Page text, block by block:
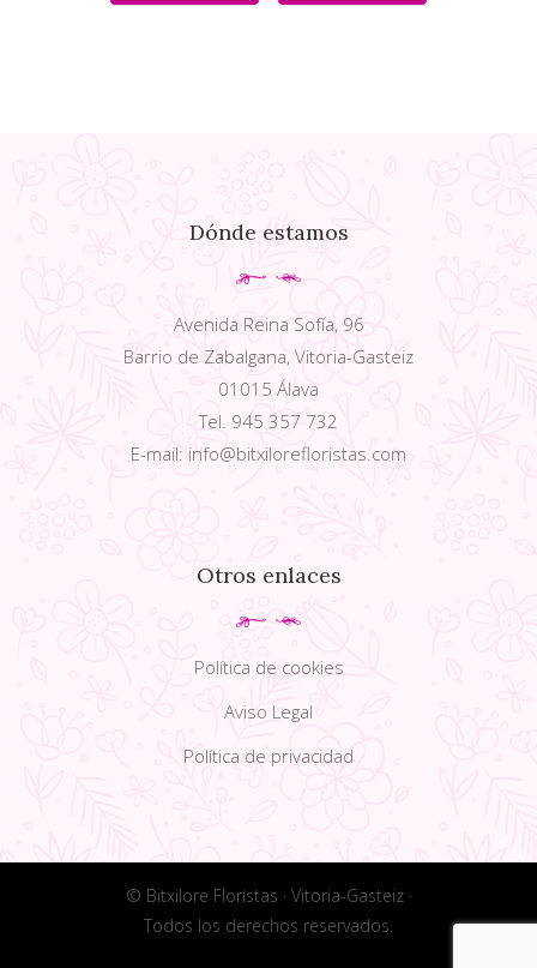
Dónde estamos
Avenida Reina Sofía, 96
Barrio de Zabalgana, Vitoria-Gasteiz
01015 Álava
Tel. 945 357 732
E-mail: info@bitxilorefloristas.com
Otros enlaces
Política de cookies
Aviso Legal
Política de privacidad
© Bitxilore Floristas · Vitoria-Gasteiz ·
Todos los derechos reservados.